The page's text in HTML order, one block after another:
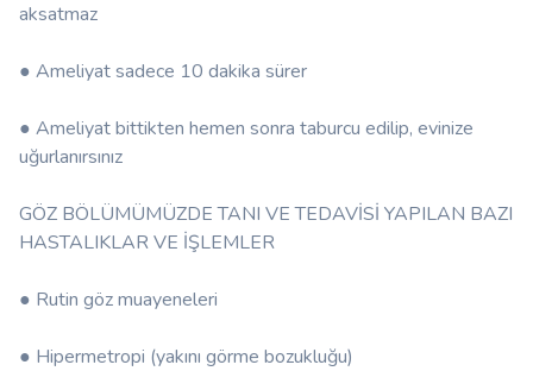
aksatmaz
● Ameliyat sadece 10 dakika sürer
● Ameliyat bittikten hemen sonra taburcu edilip, evinize
uğurlanırsınız
GÖZ BÖLÜMÜMÜZDE TANI VE TEDAVİSİ YAPILAN BAZI
HASTALIKLAR VE İŞLEMLER
● Rutin göz muayeneleri
● Hipermetropi (yakını görme bozukluğu)